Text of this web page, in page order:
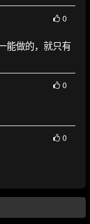
0
能做的，就只有
0
0